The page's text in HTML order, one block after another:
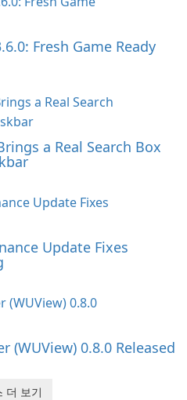
Fresh Game Ready
a Real Search Box
Update Fixes
(WUView) 0.8.0 Released
더 보기